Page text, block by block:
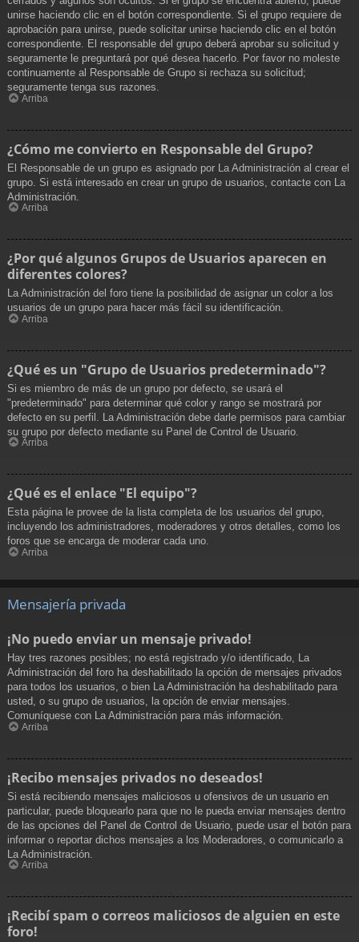
unirse haciendo clic en el botón correspondiente. Si el grupo requiere de
aprobación para unirse, puede solicitar unirse haciendo clic en el botón
correspondiente. El responsable del grupo deberá aprobar su solicitud y
seguramente le preguntará por qué desea hacerlo. Por favor no moleste
continuamente al Responsable de Grupo si rechaza su solicitud;
seguramente tenga sus razones.
Arriba
¿Cómo me convierto en Responsable del Grupo?
El Responsable de un grupo es asignado por La Administración al crear el
grupo. Si está interesado en crear un grupo de usuarios, contacte con La
Administración.
Arriba
¿Por qué algunos Grupos de Usuarios aparecen en
diferentes colores?
La Administración del foro tiene la posibilidad de asignar un color a los
usuarios de un grupo para hacer más fácil su identificación.
Arriba
¿Qué es un "Grupo de Usuarios predeterminado"?
Si es miembro de más de un grupo por defecto, se usará el
"predeterminado" para determinar qué color y rango se mostrará por
defecto en su perfil. La Administración debe darle permisos para cambiar
su grupo por defecto mediante su Panel de Control de Usuario.
Arriba
¿Qué es el enlace "El equipo"?
Esta página le provee de la lista completa de los usuarios del grupo,
incluyendo los administradores, moderadores y otros detalles, como los
foros que se encarga de moderar cada uno.
Arriba
Mensajería privada
¡No puedo enviar un mensaje privado!
Hay tres razones posibles; no está registrado y/o identificado, La
Administración del foro ha deshabilitado la opción de mensajes privados
para todos los usuarios, o bien La Administración ha deshabilitado para
usted, o su grupo de usuarios, la opción de enviar mensajes.
Comuníquese con La Administración para más información.
Arriba
¡Recibo mensajes privados no deseados!
Si está recibiendo mensajes maliciosos u ofensivos de un usuario en
particular, puede bloquearlo para que no le pueda enviar mensajes dentro
de las opciones del Panel de Control de Usuario, puede usar el botón para
informar o reportar dichos mensajes a los Moderadores, o comunicarlo a
La Administración.
Arriba
¡Recibí spam o correos maliciosos de alguien en este
foro!